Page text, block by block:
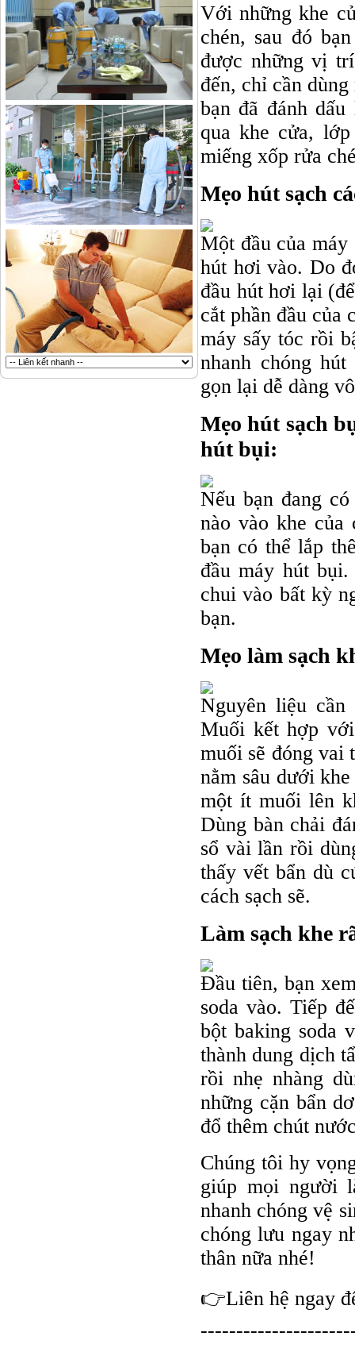
Với những khe
chén, sau đó
được những vị
đến, chỉ cần
bạn đã đánh
qua khe cửa,
miếng xốp rửa
Mẹo hút sạch
Một đầu của
hút hơi vào. Do
đầu hút hơi lại
cắt phần đầu của
máy sấy tóc rồi
nhanh chóng
gọn lại dễ dàng
Mẹo hút sạch
hút bụi:
Nếu bạn đang
nào vào khe
bạn có thể lắp
đầu máy hút
chui vào bất kỳ
bạn.
Mẹo làm sạch
Nguyên liệu
Muối kết hợp
muối sẽ đóng vai
nằm sâu dưới
một ít muối lên
Dùng bàn chải
sổ vài lần rồi
thấy vết bẩn dù
cách sạch sẽ.
Làm sạch khe
Đầu tiên, bạn
soda vào. Tiếp
bột baking soda
thành dung dịch
rồi nhẹ nhàng
những cặn bẩn
đổ thêm chút
Chúng tôi hy
giúp mọi người
nhanh chóng vệ
chóng lưu ngay
thân nữa nhé!
👉Liên hệ ngay